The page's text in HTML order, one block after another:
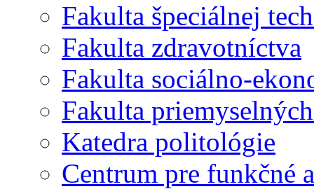
Fakulta špeciálnej
Fakulta zdravotníctva
Fakulta sociálno-
Fakulta
Katedra politológie
Centrum pre funkčné